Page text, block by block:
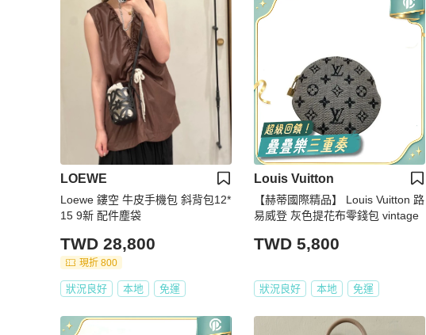
LOEWE
Loewe 鏤空 牛皮手機包 斜背包12*
15 9新 配件塵袋
TWD 28,800
現折 800
狀況良好 本地 免運
Louis Vuitton
【赫蒂國際精品】 Louis Vuitton 路
易威登 灰色提花布零錢包 vintage
TWD 5,800
狀況良好 本地 免運